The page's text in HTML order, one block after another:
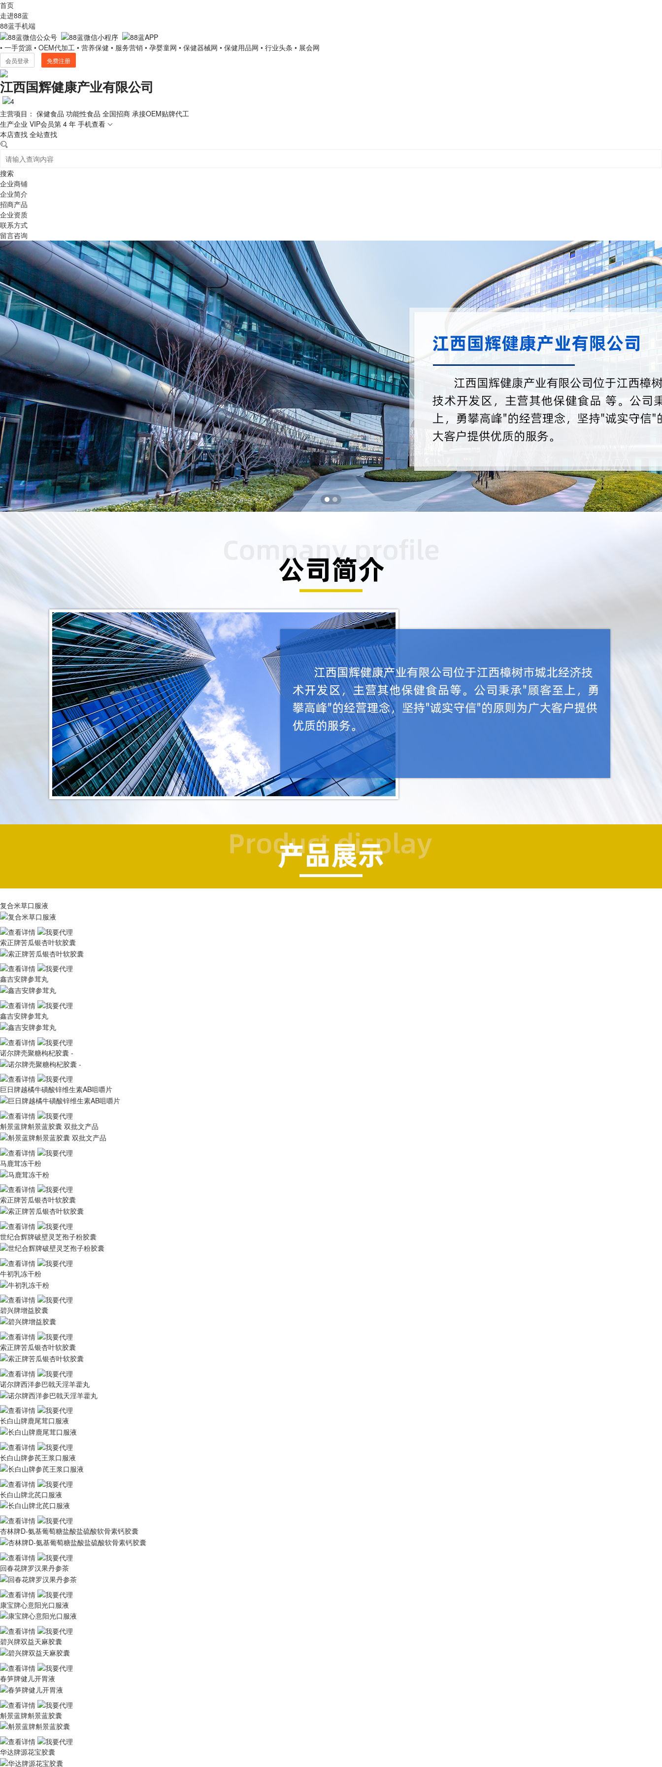
首页
走进88蓝
88蓝手机端
• 一手货源 • OEM代加工 • 营养保健 • 服务营销 • 孕婴童网 • 保健器械网 • 保健用品网 • 行业头条 • 展会网
会员登录 免费注册
江西国辉健康产业有限公司
主营项目： 保健食品 功能性食品 全国招商 承接OEM贴牌代工
生产企业 VIP会员第 4 年 手机查看
本店查找 全站查找
搜索
企业商铺
企业简介
招商产品
企业资质
联系方式
留言咨询
复合米草口服液
索正牌苦瓜银杏叶软胶囊
鑫吉安牌参茸丸
鑫吉安牌参茸丸
诺尔牌壳聚糖枸杞胶囊 -
巨日牌越橘牛磺酸锌维生素AB咀嚼片
斛景蓝牌斛景蓝胶囊 双批文产品
马鹿茸冻干粉
索正牌苦瓜银杏叶软胶囊
世纪合辉牌破壁灵芝孢子粉胶囊
牛初乳冻干粉
碧兴牌增益胶囊
索正牌苦瓜银杏叶软胶囊
诺尔牌西洋参巴戟天淫羊藿丸
长白山牌鹿尾茸口服液
长白山牌参芪王浆口服液
长白山牌北芪口服液
杏林牌D-氨基葡萄糖盐酸盐硫酸软骨素钙胶囊
回春花牌罗汉果丹参茶
康宝牌心意阳光口服液
碧兴牌双益天麻胶囊
春笋牌健儿开胃液
斛景蓝牌斛景蓝胶囊
华达牌源花宝胶囊